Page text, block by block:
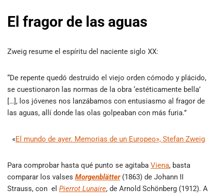
El fragor de las aguas
Zweig resume el espíritu del naciente siglo XX:
“De repente quedó destruido el viejo orden cómodo y plácido,
se cuestionaron las normas de la obra ‘estéticamente bella’
[…], los jóvenes nos lanzábamos con entusiasmo al fragor de
las aguas, allí donde las olas golpeaban con más furia.”
«El mundo de ayer. Memorias de un Europeo», Stefan Zweig
Para comprobar hasta qué punto se agitaba Viena, basta
comparar los valses Morgenblätter (1863) de Johann II
Strauss, con el Pierrot Lunaire, de Arnold Schönberg (1912). A